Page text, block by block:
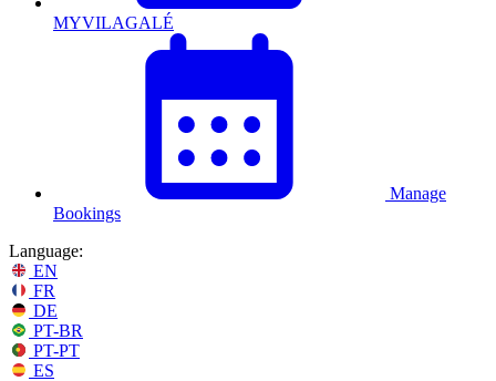
MYVILAGALÉ
Manage
Bookings
Language:
EN
FR
DE
PT-BR
PT-PT
ES